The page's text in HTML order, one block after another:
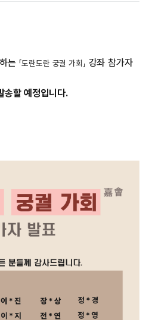
는 「도란도란 궁궐 가회」 강좌 참가자
할 예정입니다.